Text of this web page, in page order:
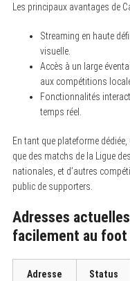
Les principaux avantages de
Streaming en haute
visuelle.
Accès à un large
aux compétitions
Fonctionnalités
temps réel.
En tant que plateforme
que des matchs de la Ligue
nationales, et d’autres
public de supporters.
Adresses
facilement au
Adresse Status